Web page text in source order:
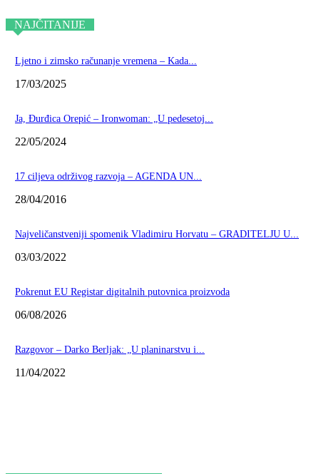
NAJČITANIJE
Ljetno i zimsko računanje vremena – Kada...
17/03/2025
Ja, Đurđica Orepić – Ironwoman: „U pedesetoj...
22/05/2024
17 ciljeva održivog razvoja – AGENDA UN...
28/04/2016
Najveličanstveniji spomenik Vladimiru Horvatu – GRADITELJU U...
03/03/2022
Pokrenut EU Registar digitalnih putovnica proizvoda
06/08/2026
Razgovor – Darko Berljak: „U planinarstvu i...
11/04/2022